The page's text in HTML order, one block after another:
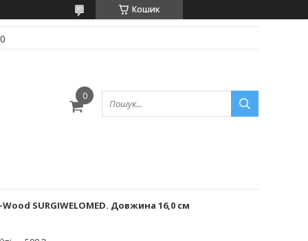
Кошик
SURGIWELOMED. Довжина 16,0 см